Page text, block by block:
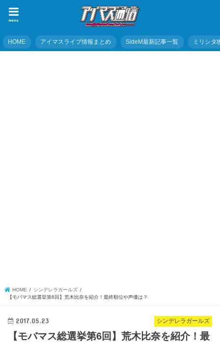
menu
HOME アイマスライブ情報まとめ SideM最新記事一覧 ミリシタ
HOME
シンデレラガールズ
【モバマス総選挙第6回】荒木比奈を紹介！最終順位や声優は？
シンデレラガールズ
2017.05.23
【モバマス総選挙第6回】荒木比奈を紹介！最